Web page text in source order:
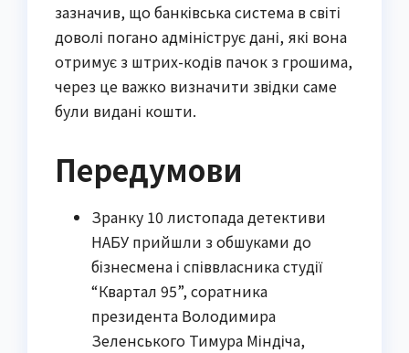
зазначив, що банківська система в світі
доволі погано адмініструє дані, які вона
отримує з штрих-кодів пачок з грошима,
через це важко визначити звідки саме
були видані кошти.
Передумови
Зранку 10 листопада детективи
НАБУ прийшли з обшуками до
бізнесмена і співвласника студії
“Квартал 95”, соратника
президента Володимира
Зеленського Тимура Міндіча,